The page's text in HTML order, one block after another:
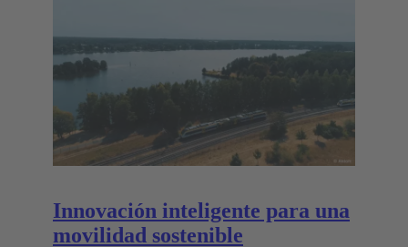
Innovación inteligente para una
movilidad sostenible